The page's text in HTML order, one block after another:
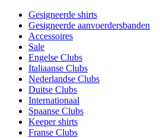
Gesigneerde shirts
Gesigneerde aanvoerdersbanden
Accessoires
Sale
Engelse Clubs
Italiaanse Clubs
Nederlandse Clubs
Duitse Clubs
Internationaal
Spaanse Clubs
Keeper shirts
Franse Clubs